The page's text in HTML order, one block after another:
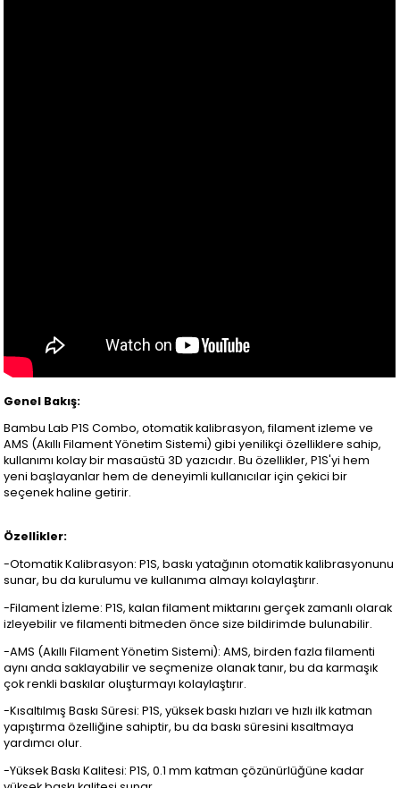
Genel Bakış:
Bambu Lab P1S Combo, otomatik kalibrasyon, filament izleme ve
AMS (Akıllı Filament Yönetim Sistemi) gibi yenilikçi özelliklere sahip,
kullanımı kolay bir masaüstü 3D yazıcıdır. Bu özellikler, P1S'yi hem
yeni başlayanlar hem de deneyimli kullanıcılar için çekici bir
seçenek haline getirir.
Özellikler:
-Otomatik Kalibrasyon: P1S, baskı yatağının otomatik kalibrasyonunu
sunar, bu da kurulumu ve kullanıma almayı kolaylaştırır.
-Filament İzleme: P1S, kalan filament miktarını gerçek zamanlı olarak
izleyebilir ve filamenti bitmeden önce size bildirimde bulunabilir.
-AMS (Akıllı Filament Yönetim Sistemi): AMS, birden fazla filamenti
aynı anda saklayabilir ve seçmenize olanak tanır, bu da karmaşık
çok renkli baskılar oluşturmayı kolaylaştırır.
-Kısaltılmış Baskı Süresi: P1S, yüksek baskı hızları ve hızlı ilk katman
yapıştırma özelliğine sahiptir, bu da baskı süresini kısaltmaya
yardımcı olur.
-Yüksek Baskı Kalitesi: P1S, 0.1 mm katman çözünürlüğüne kadar